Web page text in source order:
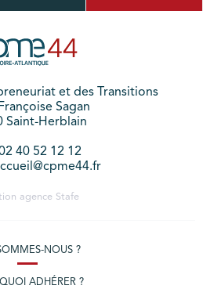
et des Transitions
Sagan
Saint-Herblain
02 40 52 12 12
agence Stafe
NOUS ?
ADHÉRER ?